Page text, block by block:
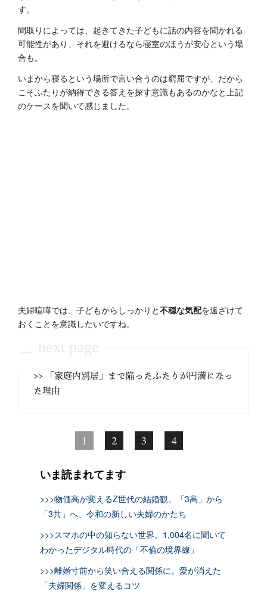
す。
間取りによっては、起きてきた子どもに話の内容を聞かれる
可能性があり、それを避けるなら寝室のほうが安心という場
合も。
いまから寝るという場所で言い合うのは窮屈ですが、だから
こそふたりが納得できる答えを探す意識もあるのかなと上記
のケースを聞いて感じました。
夫婦喧嘩では、子どもからしっかりと不穏な気配を遠ざけて
おくことを意識したいですね。
>> 「家庭内別居」まで陥ったふたりが円満になっ
た理由
1 2 3 4
いま読まれてます
>>>物価高が変えるZ世代の結婚観。「3高」から
「3共」へ、令和の新しい夫婦のかたち
>>>スマホの中の知らない世界。1,004名に聞いて
わかったデジタル時代の「不倫の境界線」
>>>離婚寸前から笑い合える関係に。愛が消えた
「夫婦関係」を変えるコツ